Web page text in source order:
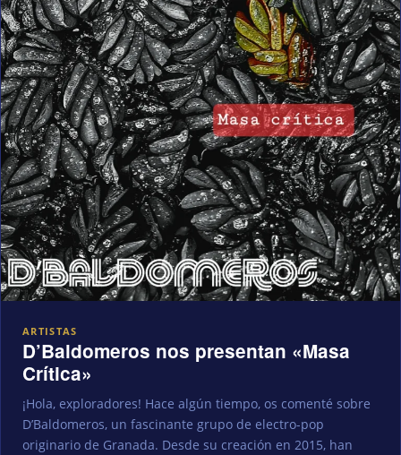
ARTISTAS
D’Baldomeros nos presentan «Masa
Crítica»
¡Hola, exploradores! Hace algún tiempo, os comenté sobre
D’Baldomeros, un fascinante grupo de electro-pop
originario de Granada. Desde su creación en 2015, han